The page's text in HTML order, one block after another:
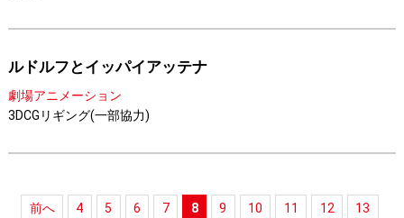
ルドルフとイッパイアッテナ
劇場アニメーション
3DCGリギング(一部協力)
前へ 4 5 6 7 8 9 10 11 12 13